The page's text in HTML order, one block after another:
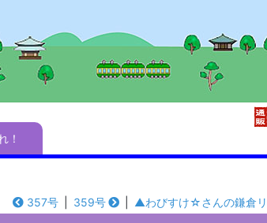
！
357号 359号 ▲わびすけ☆さんの鎌倉